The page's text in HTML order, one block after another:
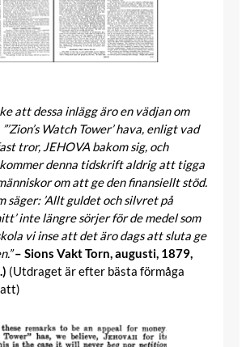
att dessa inlägg äro en vädjan om
Watch Tower’ hava, enligt vad
tror, JEHOVA bakom sig, och
denna tidskrift aldrig att tigga
om att ge den finansiellt stöd.
säger: ’Allt guldet och silvret på
inte längre sörjer för de medel som
vi inse att det äro dags att sluta ge
– Sions Vakt Torn, augusti, 1879,
(Utdraget är efter bästa förmåga